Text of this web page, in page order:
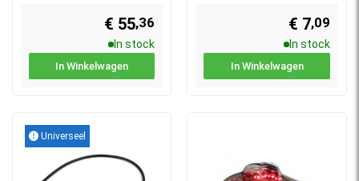
€ 55,36
In stock
In Winkelwagen
€ 7,09
In stock
In Winkelwagen
Universeel